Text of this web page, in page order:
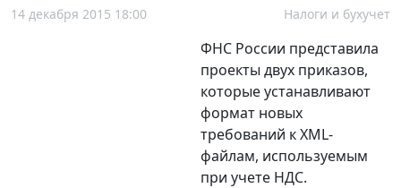
14 декабря 2015 18:00 Налоги и бухучет
ФНС России представила
проекты двух приказов,
которые устанавливают
формат новых
требований к XML-
файлам, используемым
при учете НДС.